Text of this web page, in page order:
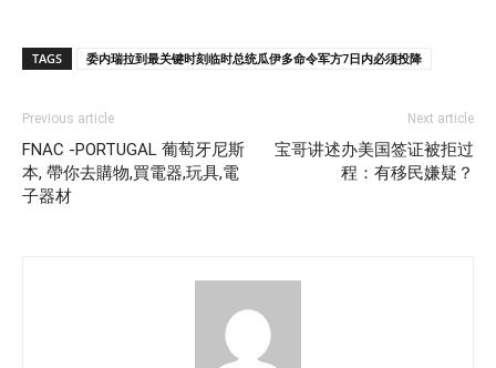
TAGS 委内瑞拉到最关键时刻临时总统瓜伊多命令军方7日内必须投降
Previous article
FNAC -PORTUGAL 葡萄牙尼斯
本, 帶你去購物,買電器,玩具,電
子器材
Next article
宝哥讲述办美国签证被拒过
程：有移民嫌疑？